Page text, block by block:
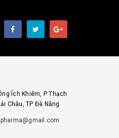
Ích Khiêm, P Thạch
Châu, TP Đà Nẵng.